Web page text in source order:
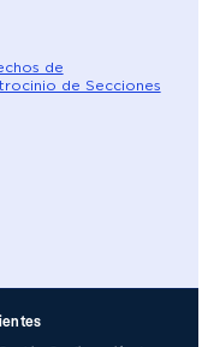
de
de Secciones